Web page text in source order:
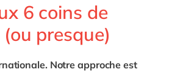
6 coins de
presque)
Notre approche est